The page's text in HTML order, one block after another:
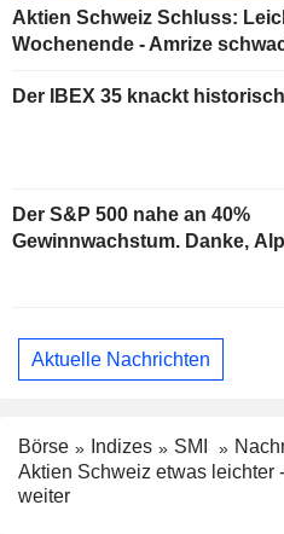
Aktien Schweiz Schluss:
Wochenende - Amrize
Der IBEX 35 knackt
Der S&P 500 nahe an 40%
Gewinnwachstum. Danke,
Aktuelle Nachrichten
Börse Indizes SMI
Aktien Schweiz etwas leichter
weiter